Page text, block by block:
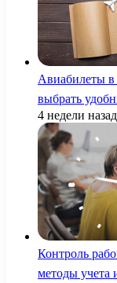
Авиабилеты в
выбрать
4 недели назад
Контроль
методы